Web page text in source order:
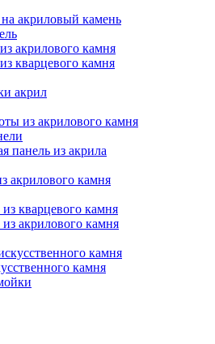
акриловый камень
акрилового камня
кварцевого камня
акрил
из акрилового камня
панель из акрила
акрилового камня
кварцевого камня
акрилового камня
камня
камня